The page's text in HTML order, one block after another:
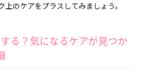
上のケアをプラスしてみましょう。
る？気になるケアが見つか